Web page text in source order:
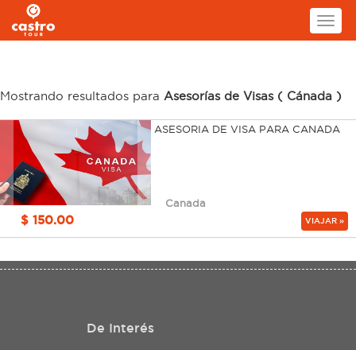
Mostrando resultados para Asesorías de Visas ( Cánada )
ASESORIA DE VISA PARA CANADA
Canada
$ 150.00 VIAJAR »
De Interés